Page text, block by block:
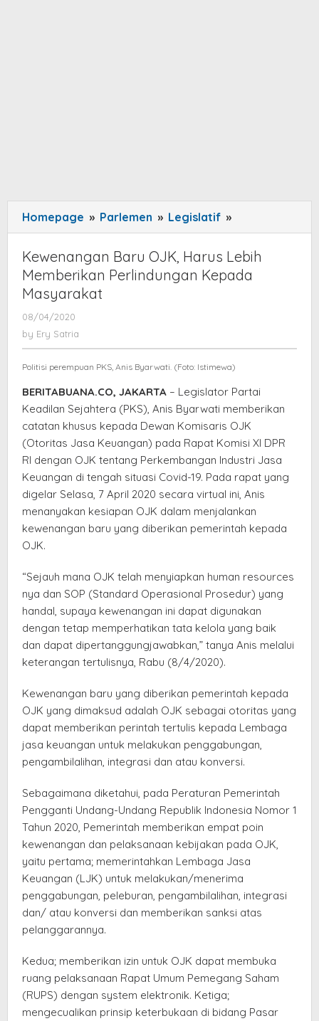
Homepage » Parlemen » Legislatif »
Baru
OJK,
Harus
Masyarakat
Kewenangan Baru OJK, Harus Lebih
Memberikan Perlindungan Kepada
Masyarakat
08/04/2020
by Ery Satria
Politisi perempuan PKS, Anis Byarwati. (Foto: Istimewa)
BERITABUANA.CO, JAKARTA – Legislator Partai
Keadilan Sejahtera (PKS), Anis Byarwati memberikan
catatan khusus kepada Dewan Komisaris OJK
(Otoritas Jasa Keuangan) pada Rapat Komisi XI DPR
RI dengan OJK tentang Perkembangan Industri Jasa
Keuangan di tengah situasi Covid-19. Pada rapat yang
digelar Selasa, 7 April 2020 secara virtual ini, Anis
menanyakan kesiapan OJK dalam menjalankan
kewenangan baru yang diberikan pemerintah kepada
OJK.
“Sejauh mana OJK telah menyiapkan human resources
nya dan SOP (Standard Operasional Prosedur) yang
handal, supaya kewenangan ini dapat digunakan
dengan tetap memperhatikan tata kelola yang baik
dan dapat dipertanggungjawabkan,” tanya Anis melalui
keterangan tertulisnya, Rabu (8/4/2020).
Kewenangan baru yang diberikan pemerintah kepada
OJK yang dimaksud adalah OJK sebagai otoritas yang
dapat memberikan perintah tertulis kepada Lembaga
jasa keuangan untuk melakukan penggabungan,
pengambilalihan, integrasi dan atau konversi.
Sebagaimana diketahui, pada Peraturan Pemerintah
Pengganti Undang-Undang Republik Indonesia Nomor 1
Tahun 2020, Pemerintah memberikan empat poin
kewenangan dan pelaksanaan kebijakan pada OJK,
yaitu pertama; memerintahkan Lembaga Jasa
Keuangan (LJK) untuk melakukan/menerima
penggabungan, peleburan, pengambilalihan, integrasi
dan/ atau konversi dan memberikan sanksi atas
pelanggarannya.
Kedua; memberikan izin untuk OJK dapat membuka
ruang pelaksanaan Rapat Umum Pemegang Saham
(RUPS) dengan system elektronik. Ketiga;
mengecualikan prinsip keterbukaan di bidang Pasar